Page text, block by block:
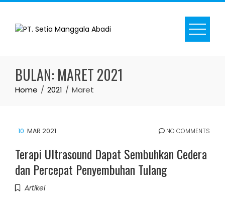
Skip
content
BULAN: MARET 2021
Home 2021 Maret
10 MAR 2021 NO COMMENTS
Terapi Ultrasound Dapat Sembuhkan Cedera
dan Percepat Penyembuhan Tulang
Artikel